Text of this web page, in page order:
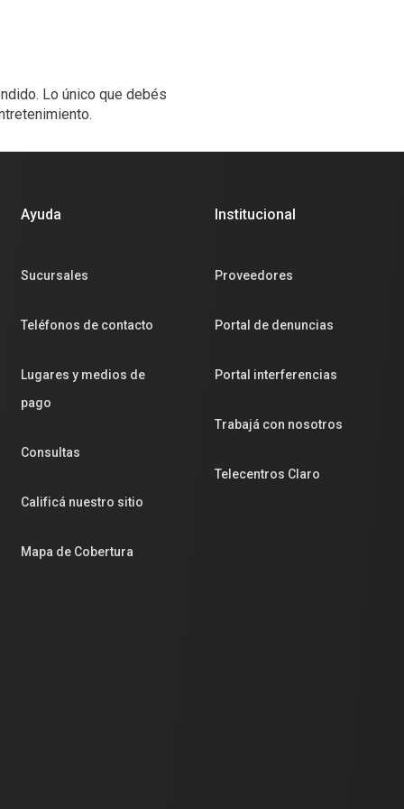
Lo único que debés
Ayuda
Sucursales
Teléfonos de contacto
Lugares y medios de
pago
Consultas
Calificá nuestro sitio
Mapa de Cobertura
Institucional
Proveedores
Portal de denuncias
Portal interferencias
Trabajá con nosotros
Telecentros Claro